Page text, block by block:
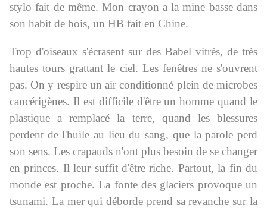
stylo fait de même. Mon crayon a la mine basse dans
son habit de bois, un HB fait en Chine.
Trop d'oiseaux s'écrasent sur des Babel vitrés, de très
hautes tours grattant le ciel. Les fenêtres ne s'ouvrent
pas. On y respire un air conditionné plein de microbes
cancérigènes. Il est difficile d'être un homme quand le
plastique a remplacé la terre, quand les blessures
perdent de l'huile au lieu du sang, que la parole perd
son sens. Les crapauds n'ont plus besoin de se changer
en princes. Il leur suffit d'être riche. Partout, la fin du
monde est proche. La fonte des glaciers provoque un
tsunami. La mer qui déborde prend sa revanche sur la